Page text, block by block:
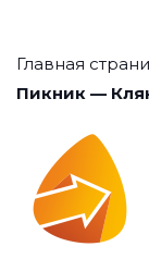
Главная
Пикник —